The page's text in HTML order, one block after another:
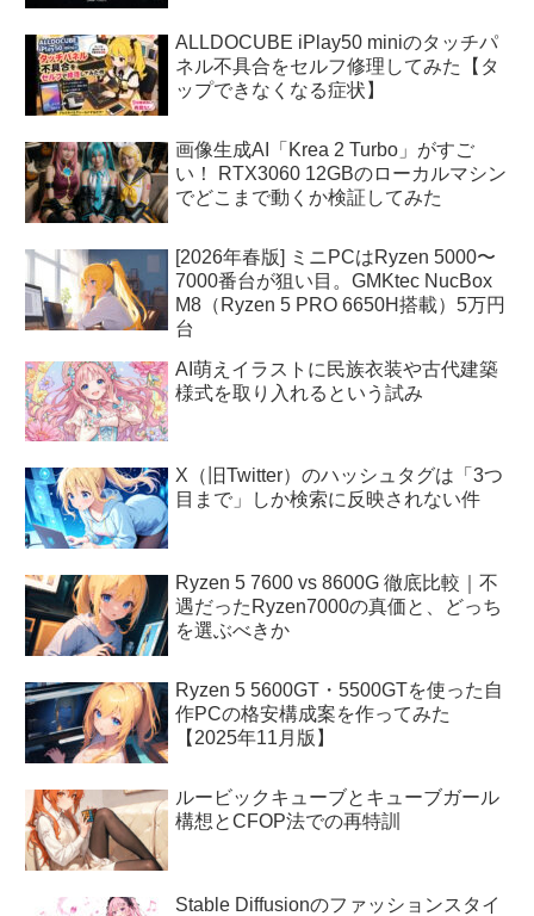
ALLDOCUBE iPlay50 miniのタッチパ
ネル不具合をセルフ修理してみた【タ
ップできなくなる症状】
画像生成AI「Krea 2 Turbo」がすご
い！ RTX3060 12GBのローカルマシン
でどこまで動くか検証してみた
[2026年春版] ミニPCはRyzen 5000〜
7000番台が狙い目。GMKtec NucBox
M8（Ryzen 5 PRO 6650H搭載）5万円
台
AI萌えイラストに民族衣装や古代建築
様式を取り入れるという試み
X（旧Twitter）のハッシュタグは「3つ
目まで」しか検索に反映されない件
Ryzen 5 7600 vs 8600G 徹底比較｜不
遇だったRyzen7000の真価と、どっち
を選ぶべきか
Ryzen 5 5600GT・5500GTを使った自
作PCの格安構成案を作ってみた
【2025年11月版】
ルービックキューブとキューブガール
構想とCFOP法での再特訓
Stable Diffusionのファッションスタイ